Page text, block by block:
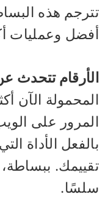
هذه
وعمليات
تتحدث عن
على الويب
الأداة التي